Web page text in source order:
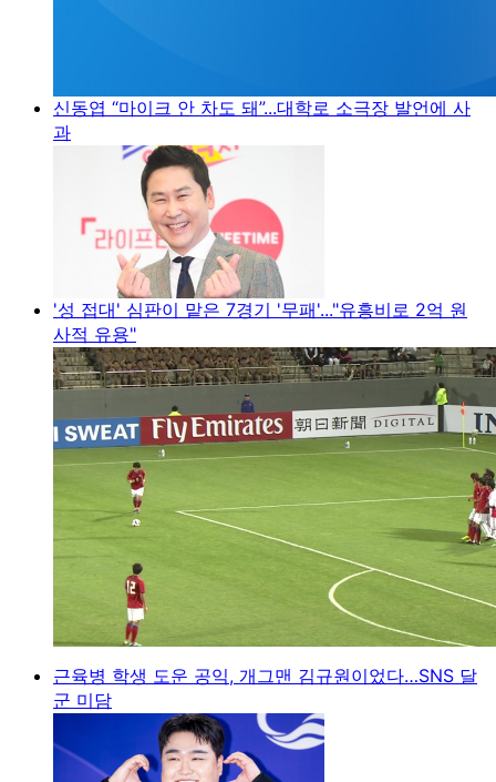
신동엽 “마이크 안 차도 돼”...대학로 소극장 발언에 사
과
'성 접대' 심판이 맡은 7경기 '무패'..."유흥비로 2억 원
사적 유용"
근육병 학생 도운 공익, 개그맨 김규원이었다…SNS 달
군 미담